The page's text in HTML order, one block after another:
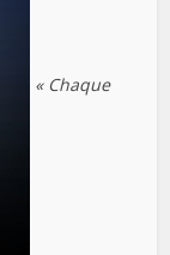
« Chaque